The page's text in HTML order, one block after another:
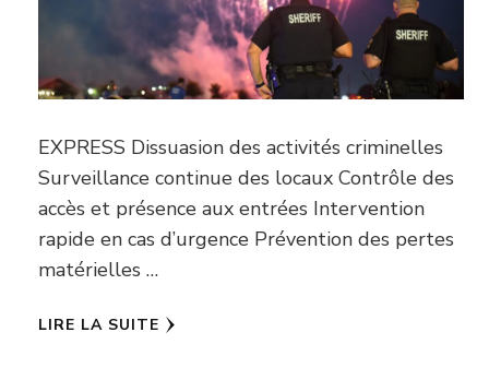
EXPRESS Dissuasion des activités criminelles
Surveillance continue des locaux Contrôle des
accès et présence aux entrées Intervention
rapide en cas d’urgence Prévention des pertes
matérielles …
LIRE LA SUITE